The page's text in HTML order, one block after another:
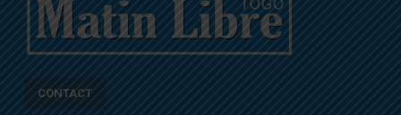
CONTACT